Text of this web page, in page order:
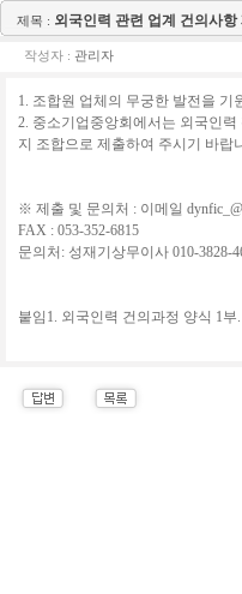
제목 : 외국인력 관련 업계 건의사항
작성자 : 관리자
1. 조합원 업체의 무궁한 발전을 기
2. 중소기업중앙회에서는 외국인
지 조합으로 제출하여 주시기 바랍
※ 제출 및 문의처 : 이메일
FAX : 053-352-6815
문의처: 성재기상무이사 010-3828-
붙임1. 외국인력 건의과정 양식 1부